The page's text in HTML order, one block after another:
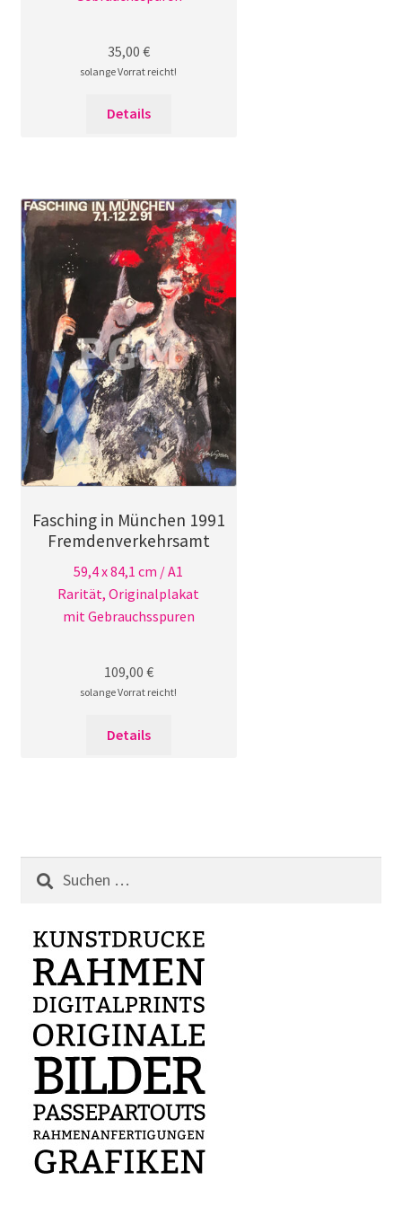
35,00 €
solange Vorrat reicht!
Details
Fasching in München 1991
Fremdenverkehrsamt
59,4 x 84,1 cm / A1
Rarität, Originalplakat
mit Gebrauchsspuren
109,00 €
solange Vorrat reicht!
Details
Suchen
nach: